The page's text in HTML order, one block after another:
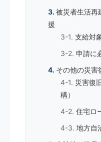
被災者生活再
援
支給対
申請に
その他の災害
災害復
構）
住宅ロ
地方自